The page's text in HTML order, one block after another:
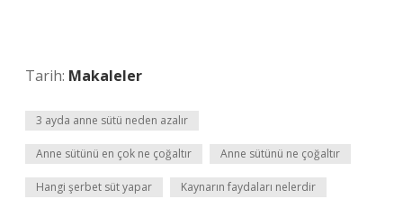
Tarih: Makaleler
3 ayda anne sütü neden azalır
Anne sütünü en çok ne çoğaltır Anne sütünü ne çoğaltır
Hangi şerbet süt yapar Kaynarın faydaları nelerdir